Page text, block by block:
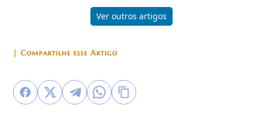
Ver outros artigos
| Compartilhe esse Artigo